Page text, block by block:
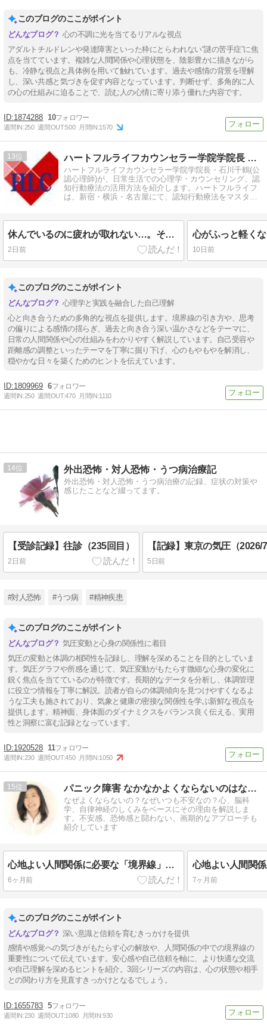
このブログのここがポイント
心の不調に光を当てるリアルな視点
アダルトチルドレンや発達障害といった枠にとらわれない“謎の苦手症”に焦
点を当てています。複雑な人間関係や心理状態を、陰影豊かに描きながら
も、冷静な視点と具体例を用いて触れています。過去や感情の背景を理解
し、深い共感と気づきを促す内容となっています。判断せず、多角的に人
の心の仕組みに迫ることで、読む人の心情に寄り添う優れた内容です。
1874288 10
週間IN:250 週間OUT:500 月間IN:1570
13 ハートフルライフカウンセラー学院学院長 石川千鶴・公認心理師
ハートフルライフカウンセラー学院学院長・石川千鶴(公
認心理師)が、日常生活での心理学・カウンセリング、認
知行動療法の活用方法を紹介します。ハートフルライフ
は、新宿・横浜・名古屋にて、認知行動療法をマスター
休んでいるのに疲れが取れない…。その理由は「体」ではなく「心」にあるかもしれません
2日前 10日前
このブログのここがポイント
心理学と実践を融合した自己理解
心と向き合うための多角的な視点を提供します。境界線の引き方や、思考
の偏りによる感情の揺らぎ、過去と向き合う深い温かさなどをテーマに、
日常の人間関係や心の仕組みをわかりやすく解説しています。自己受容や
距離感の調整といったテーマを丁寧に掘り下げ、心のもやもやを解消し、
穏やかな日々を築くためのヒントを伝えています。
1809969 6
週間IN:250 週間OUT:470 月間IN:1110
14 外出恐怖・対人恐怖・うつ病治療記
外出恐怖・対人恐怖・うつ病治療の記録、症状の対策や
感じたことなど綴ってます。
【受診記録】往診（235回目）
2日前 5日前
#対人恐怖 #うつ病 #精神疾患
このブログのここがポイント
気圧変動と心身の関係性に着目
気圧の変動と体調の相関性を記録し、理解を深めることを目的としていま
す。気圧グラフや所感を通じて、気圧変動がもたらす微細な心身の変化に
鋭く焦点を当てているのが特徴です。長期的なデータを分析し、体調管理
に役立つ情報を丁寧に解説。読者が自らの体調傾向を見つけやすくなるよ
うな工夫も施されており、気象と健康の密接な関係性を学ぶ新鮮な視点を
提供します。精神面、身体面のダイナミクスをバランス良く伝える、実用
性と洞察に富む記録となっています。
1920528 11
週間IN:230 週間OUT:450 月間IN:1050
15 パニック障害 なかなかよくならないのはなぜ？その理由と具体策
なぜよくならないの？なぜいつも不安なの？心、脳科
学、自律神経のしくみをベースにその理由を解説しま
す。不安感、恐怖感と闘わない、画期的なアプローチも
紹介しています
心地よい人間関係に必要な「境界線」③ 健全な境界線を引くには
6ヶ月前 7ヶ月前
このブログのここがポイント
深い意識と信頼を育むきっかけを提供
感情や感覚への気づきがもたらす心の解放や、人間関係の中での境界線の
重要性について伝えています。安心感や自己信頼を軸に、より快適な交流
や自己理解を深めるヒントを紹介。3回シリーズの内容は、心の状態や相手
との関わり方を見直すきっかけとなるでしょう。
1655783 5
週間IN:230 週間OUT:1080 月間IN:930